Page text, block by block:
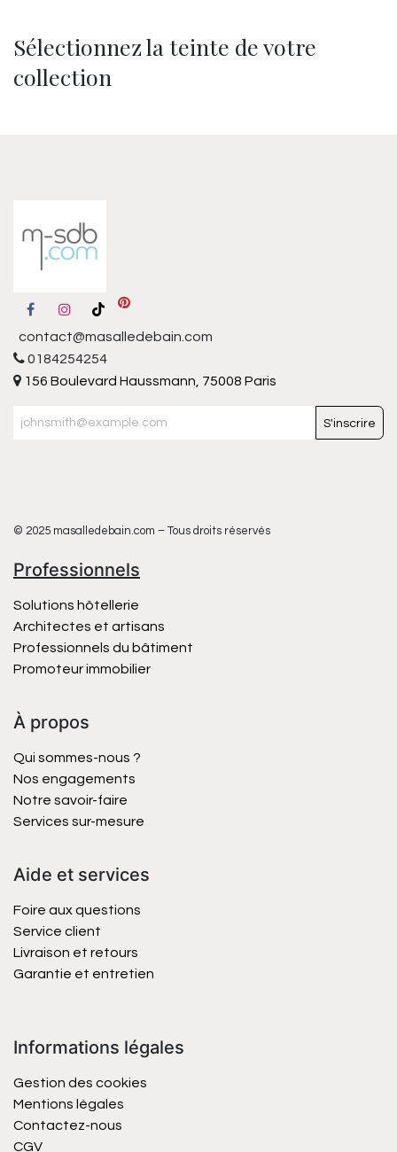
Sélectionnez la teinte de votre
collection
contact@masalledebain.com
0184254254
156 Boulevard Haussmann, 75008 Paris
S'inscrire
© 2025 masalledebain.com – Tous droits réservés
Professionnels
Solutions hôtellerie
Architectes et artisans
Professionnels du bâtiment
Promoteur immobilier
À propos
Qui sommes-nous ?
Nos engagements
Notre savoir-faire
Services sur-mesure
Aide et services
Foire aux questions
Service client
Livraison et retours
Garantie et entretien
Informations légales
Gestion des cookies
Mentions légales
Contactez-nous
CGV